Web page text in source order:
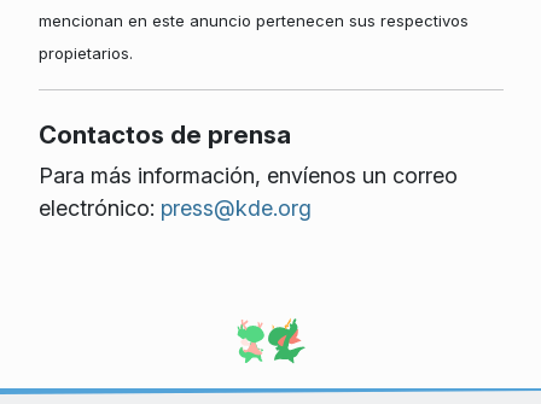
mencionan en este anuncio pertenecen sus respectivos
propietarios.
Contactos de prensa
Para más información, envíenos un correo
electrónico: press@kde.org